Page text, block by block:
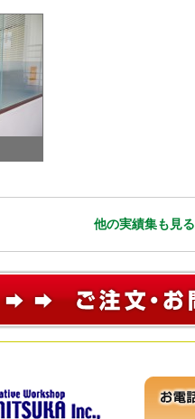
他の実績集も見る